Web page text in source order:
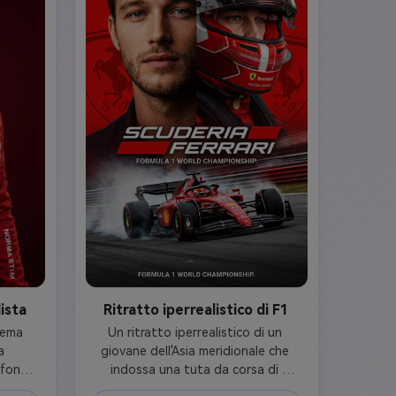
Ritratto iperrealistico di F1
Un ritratto iperrealistico di un
giovane dell'Asia meridionale che
indossa una tuta da corsa di
Formula 1 rossa Ferrari,